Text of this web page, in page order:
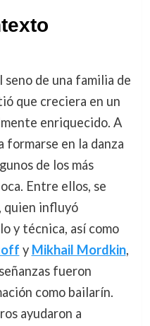
de una familia de
que creciera en un
enriquecido. A
formarse en la danza
de los más
Entre ellos, se
quien influyó
y técnica, así como
y Mikhail Mordkin,
fueron
como bailarín.
ayudaron a